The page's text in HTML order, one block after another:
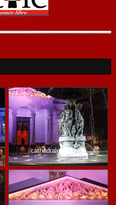
cathedrale-0993.jpg